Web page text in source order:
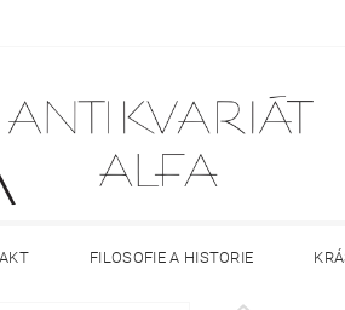
FILOSOFIE A HISTORIE